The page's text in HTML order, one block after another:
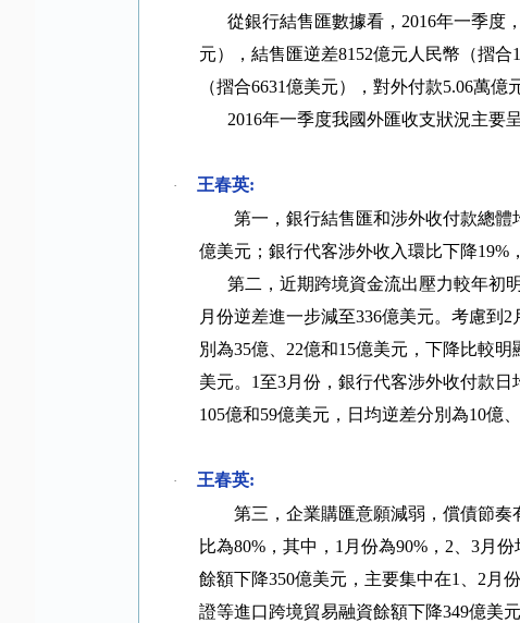
從銀行結售匯數據看， 2016年一季度
元），結售匯逆差8152億元人民幣（摺合
（摺合6631億美元），對外付款5.06萬億
2016年一季度我國外匯收支狀況主要
· 王春英:
第一，銀行結售匯和涉外收付款總體
億美元；銀行代客涉外收入環比下降19%
第二，近期跨境資金流出壓力較年初
月份逆差進一步減至336億美元。考慮到 2
別為35億、 22億和15億美元，下降比較明
美元。 1至3月份，銀行代客涉外收付款日
105億和59億美元，日均逆差分別為10億、
· 王春英:
第三，企業購匯意願減弱，償債節奏
比為80%，其中， 1 月份為90%， 2 3月份
餘額下降350億美元，主要集中在1 2 月
證等進口跨境貿易融資餘額下降349億美